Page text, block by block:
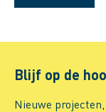
Blijf op de
Nieuwe